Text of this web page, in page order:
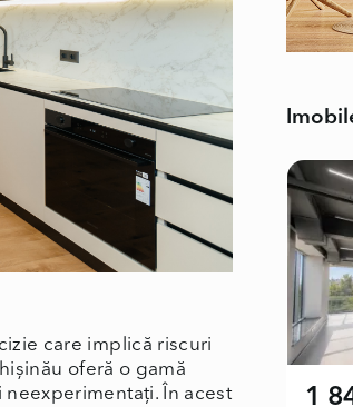
care implică riscuri
oferă o gamă
În acest
1